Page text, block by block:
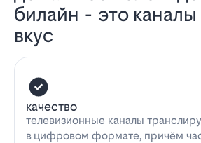
билайн - это
вкус
качество
телевизионные каналы
в цифровом формате, причём